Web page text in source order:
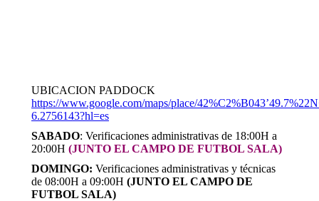
UBICACION PADDOCK
https://www.google.com/maps/place/
6.2756143?hl=es
SABADO: Verificaciones administrativas de 18:00H a
20:00H (JUNTO EL CAMPO DE FUTBOL SALA)
DOMINGO: Verificaciones administrativas y técnicas
de 08:00H a 09:00H (JUNTO EL CAMPO DE
FUTBOL SALA)